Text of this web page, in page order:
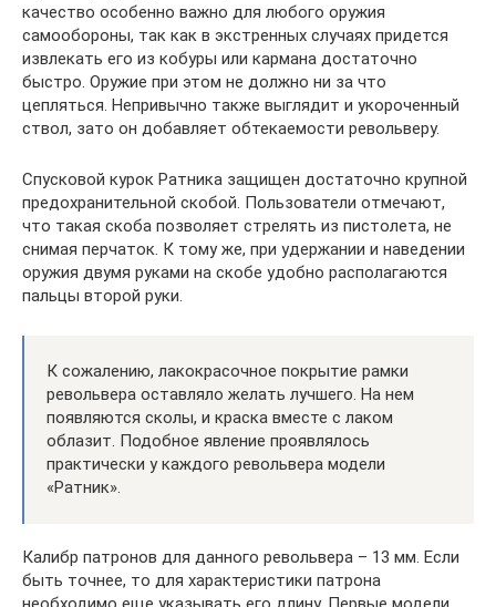
качество особенно важно для любого оружия
самообороны, так как в экстренных случаях придется
извлекать его из кобуры или кармана достаточно
быстро. Оружие при этом не должно ни за что
цепляться. Непривычно также выглядит и укороченный
ствол, зато он добавляет обтекаемости револьверу.
Спусковой курок Ратника защищен достаточно крупной
предохранительной скобой. Пользователи отмечают,
что такая скоба позволяет стрелять из пистолета, не
снимая перчаток. К тому же, при удержании и наведении
оружия двумя руками на скобе удобно располагаются
пальцы второй руки.
К сожалению, лакокрасочное покрытие рамки
револьвера оставляло желать лучшего. На нем
появляются сколы, и краска вместе с лаком
облазит. Подобное явление проявлялось
практически у каждого револьвера модели
«Ратник».
Калибр патронов для данного револьвера – 13 мм. Если
быть точнее, то для характеристики патрона